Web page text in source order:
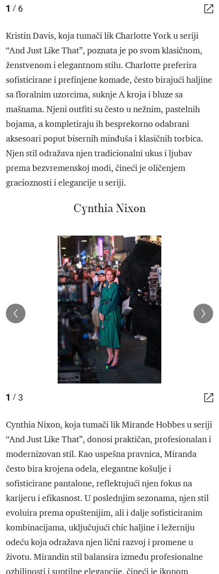
1 / 6
Kristin Davis, koja tumači lik Charlotte York u seriji
“And Just Like That”, poznata je po svom klasičnom,
ženstvenom i elegantnom stilu. Charlotte preferira
sofisticirane i prefinjene komade, često birajući haljine
sa floralnim uzorcima, suknje A kroja i bluze sa
mašnama. Njeni outfiti su često u nežnim, pastelnih
bojama, a kompletiraju ih besprekorno odabrani
aksesoari poput bisernih minđuša i klasičnih torbica.
Njen stil odražava njen tradicionalni ukus i ljubav
prema bezvremenskoj modi, čineći je oličenjem
gracioznosti i elegancije u seriji.
Cynthia Nixon
1 / 3
Cynthia Nixon, koja tumači lik Mirande Hobbes u seriji
“And Just Like That”, donosi praktičan, profesionalan i
modernizovan stil. Kao uspešna pravnica, Miranda
često bira krojena odela, elegantne košulje i
sofisticirane pantalone, reflektujući njen fokus na
karijeru i efikasnost. U poslednjim sezonama, njen stil
evoluira prema opuštenijim, ali i dalje sofisticiranim
kombinacijama, uključujući chic haljine i ležerniju
odeću koja odražava njen lični razvoj i promene u
životu. Mirandin stil balansira između profesionalne